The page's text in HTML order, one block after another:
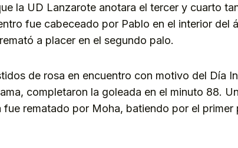
la UD Lanzarote anotara el tercer y cuarto
fue cabeceado por Pablo en el interior del
a placer en el segundo palo.
de rosa en encuentro con motivo del Día
completaron la goleada en el minuto 88.
fue rematado por Moha, batiendo por el primer